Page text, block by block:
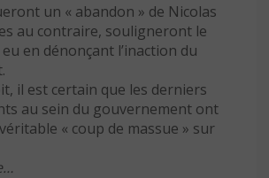
un « abandon » de Nicolas
au contraire, souligneront le
en dénonçant l’inaction du
il est certain que les derniers
au sein du gouvernement ont
« coup de massue » sur